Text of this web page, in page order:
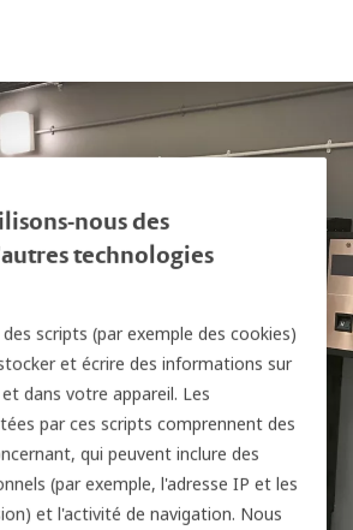
nous des
technologies
scripts (par exemple des cookies)
et écrire des informations sur
dans votre appareil. Les
par ces scripts comprennent des
qui peuvent inclure des
(par exemple, l'adresse IP et les
et l'activité de navigation. Nous